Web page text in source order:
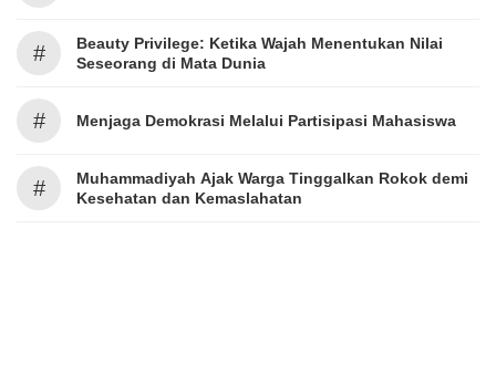
#
Beauty Privilege: Ketika Wajah Menentukan Nilai
Seseorang di Mata Dunia
# Menjaga Demokrasi Melalui Partisipasi Mahasiswa
#
Muhammadiyah Ajak Warga Tinggalkan Rokok demi
Kesehatan dan Kemaslahatan